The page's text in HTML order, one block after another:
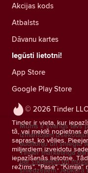
© 2026 Tinder LLC
Tinder ir vieta, kur
tā, vai meklē nopietnas
saprast, ko vēlies.
miljardiem izveidotu
iepazīšanās lietotne.
režīms", "Pase",
Akcijas kods
Atbalsts
Dāvanu kartes
Iegūsti lietotni!
App Store
Google Play Store
Mums ir svarīgs tavs
izmantojam
auditoriju un sniegtu
Tinder mārketinga
par sīkfailiem un
sniedzējiem. Jebkurā